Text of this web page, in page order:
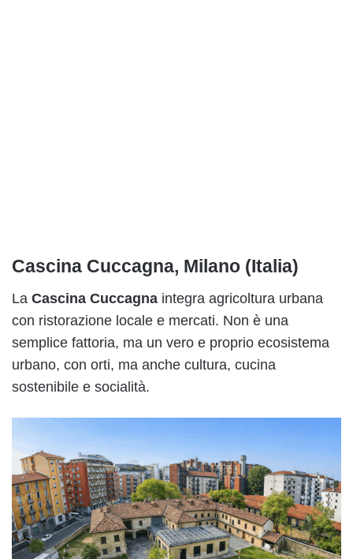
Cascina Cuccagna, Milano (Italia)
La Cascina Cuccagna integra agricoltura urbana
con ristorazione locale e mercati. Non è una
semplice fattoria, ma un vero e proprio ecosistema
urbano, con orti, ma anche cultura, cucina
sostenibile e socialità.